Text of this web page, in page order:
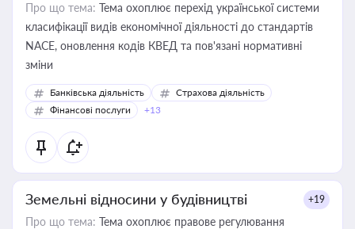
Про що тема: Тема охоплює перехід української системи
класифікації видів економічної діяльності до стандартів
NACE, оновлення кодів КВЕД та пов'язані нормативні
зміни
Банківська діяльність
Страхова діяльність
Фінансові послуги
+13
Земельні відносини у будівництві +19
Про що тема: Тема охоплює правове регулювання